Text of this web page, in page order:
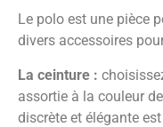
Le polo est une pièce
divers accessoires
La ceinture :
assortie à la couleur
discrète et élégante